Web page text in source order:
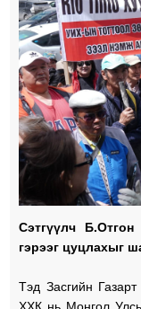
Сэтгүүлч
гэрээг цуцлахыг
Тэд Засгийн
ХХК нь Монгол